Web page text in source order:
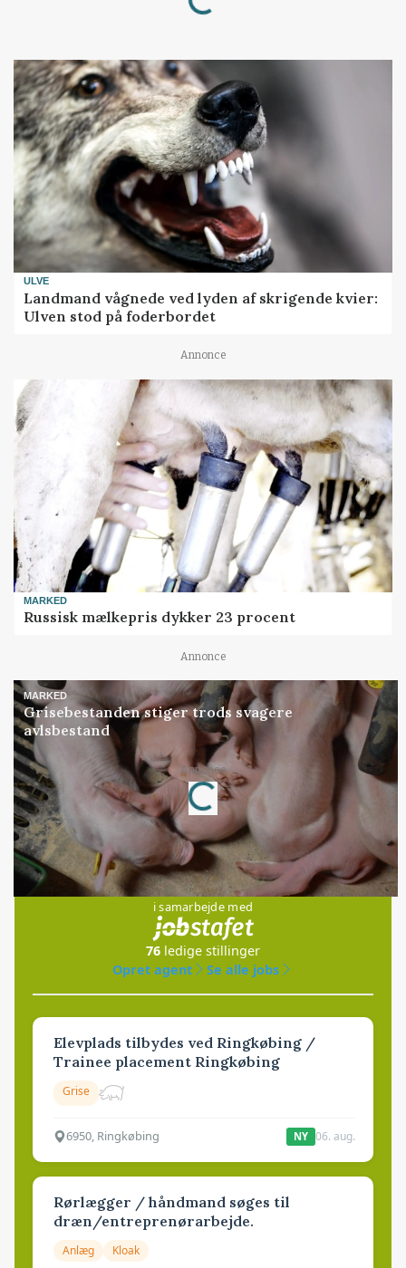
ULVE
Landmand vågnede ved lyden af skrigende kvier:
Ulven stod på foderbordet
Annonce
MARKED
Russisk mælkepris dykker 23 procent
Annonce
MARKED
Grisebestanden stiger trods svagere
avlsbestand
Annonce
Loading...
Jobs
i samarbejde med
76 ledige stillinger
Opret agent
Se alle jobs
Elevplads tilbydes ved Ringkøbing /
Trainee placement Ringkøbing
Grise
6950, Ringkøbing NY 06. aug.
Rørlægger / håndmand søges til
dræn/entreprenørarbejde.
Anlæg Kloak